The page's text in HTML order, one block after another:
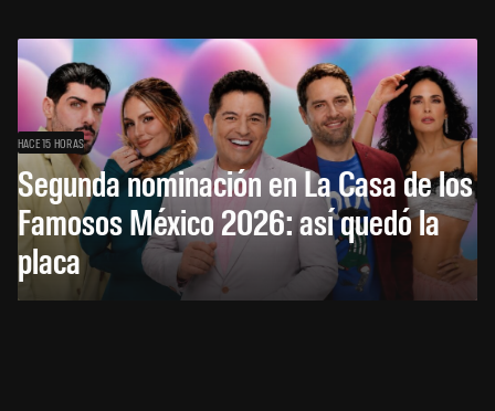
HACE 15 HORAS
Segunda nominación en La Casa de los
Famosos México 2026: así quedó la
placa